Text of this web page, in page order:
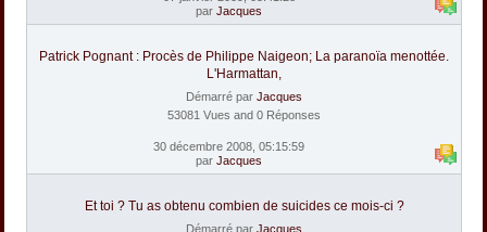
par Jacques
Patrick Pognant : Procès de Philippe Naigeon; La paranoïa menottée.
L'Harmattan,
Démarré par Jacques
53081 Vues and 0 Réponses
30 décembre 2008, 05:15:59
par Jacques
Et toi ? Tu as obtenu combien de suicides ce mois-ci ?
Démarré par Jacques